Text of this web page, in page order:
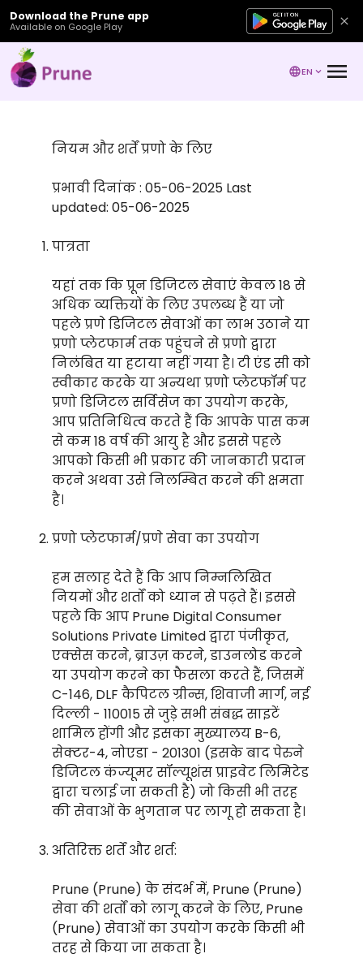
Download the Prune app
Available on Google Play
EN
नियम और शर्तें प्रणो के लिए
प्रभावी दिनांक : 05-06-2025 Last
updated: 05-06-2025
पात्रता
यहां तक कि प्रून डिजिटल सेवाएं केवल 18 से
अधिक व्यक्तियों के लिए उपलब्ध हैं या जो
पहले प्रणे डिजिटल सेवाओं का लाभ उठाने या
प्रणो प्लेटफार्म तक पहुंचने से प्रणो द्वारा
निलंबित या हटाया नहीं गया है। टी एंड सी को
स्वीकार करके या अन्यथा प्रणो प्लेटफॉर्म पर
प्रणो डिजिटल सर्विसेज का उपयोग करके,
आप प्रतिनिधित्व करते हैं कि आपके पास कम
से कम 18 वर्ष की आयु है और इससे पहले
आपको किसी भी प्रकार की जानकारी प्रदान
करने अथवा उसे निलम्बित करने की क्षमता
है।
प्रणो प्लेटफार्म/प्रणे सेवा का उपयोग
हम सलाह देते हैं कि आप निम्नलिखित
नियमों और शर्तों को ध्यान से पढ़ते हैं। इससे
पहले कि आप Prune Digital Consumer
Solutions Private Limited द्वारा पंजीकृत,
एक्सेस करने, ब्राउज़ करने, डाउनलोड करने
या उपयोग करने का फैसला करते हैं, जिसमें
C-146, DLF कैपिटल ग्रीन्स, शिवाजी मार्ग, नई
दिल्ली - 110015 से जुड़े सभी संबद्ध साइटें
शामिल होंगी और इसका मुख्यालय B-6,
सेक्टर-4, नोएडा - 201301 (इसके बाद पेरुने
डिजिटल कंज्यूमर सॉल्यूशंस प्राइवेट लिमिटेड
द्वारा चलाई जा सकती है) जो किसी भी तरह
की सेवाओं के भुगतान पर लागू हो सकता है।
अतिरिक्त शर्तें और शर्त:
Prune (Prune) के संदर्भ में, Prune (Prune)
सेवा की शर्तों को लागू करने के लिए, Prune
(Prune) सेवाओं का उपयोग करके किसी भी
तरह से किया जा सकता है।